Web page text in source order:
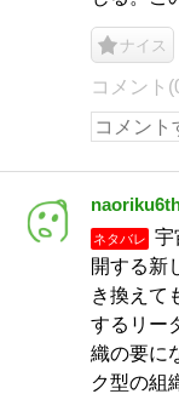
ナイス
コメント
ネタバレ
宇
開する新
き換えて
するリー
織の要に
ク型の組